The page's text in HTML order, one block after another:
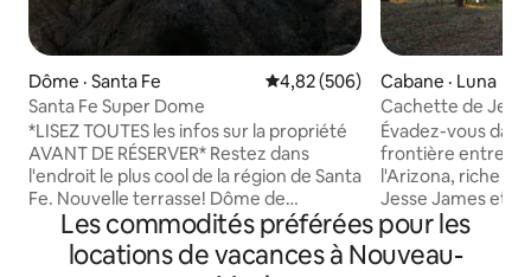
Dôme · Santa Fe Note moyenne de 4,82 sur 5,
4,82 (506)
Santa Fe Super Dome
*LISEZ TOUTES les infos sur la propriété
AVANT DE RÉSERVER* Restez dans
l'endroit le plus cool de la région de Santa
Fe. Nouvelle terrasse! Dôme de
glamping sur 8 acres privés au milieu de
canyons anciens, juste au sud de Santa
Fe sur l'autoroute 14. Profitez d'une vue
Cabane · Luna
Cachette de
chasseurs de
Évadez-vous
frontière entre le
l'Arizona, riche
Jesse James et
ici à la fin des
(Double J) existe
c'est notre marque. Vous
Les commodités préférées pour les
locations de vacances à Nouveau-